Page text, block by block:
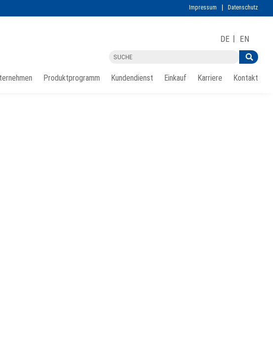
Impressum Datenschutz
DE EN
Produktprogramm Kundendienst Einkauf Karriere Kontakt